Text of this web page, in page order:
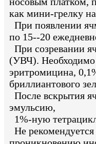
как мини-грелку на
При появлении
по 15--20
При созревании
(УВЧ). Необходимо
эритромицина,
бриллиантового
После вскрытия
эмульсию,
1%-ную
Не